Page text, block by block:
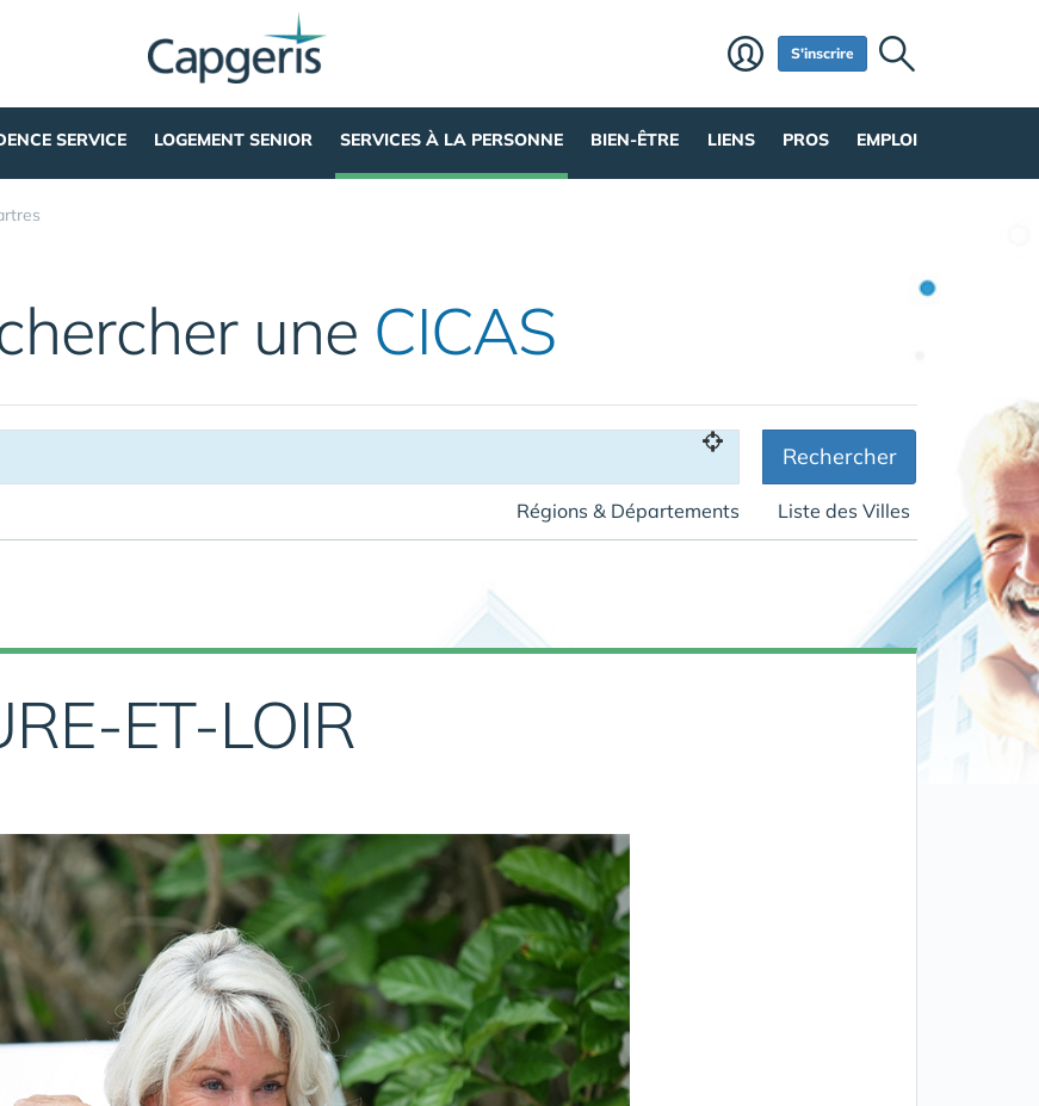
S'inscrire
SERVICE LOGEMENT SENIOR SERVICES À LA PERSONNE BIEN-ÊTRE LIENS PROS EMPLOI
une CICAS
Rechercher
Régions & Départements Liste des Villes
ET-LOIR